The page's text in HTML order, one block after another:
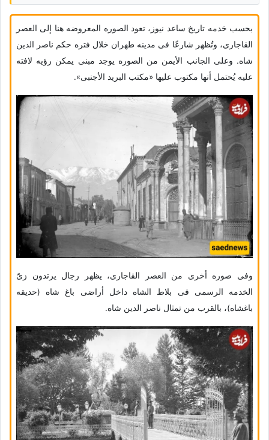
بحسب خدمه تاریخ ساعد نیوز، تعود الصوره المعروضه هنا إلى العصر
القاجاری، وتُظهر شارعًا فی مدینه طهران خلال فتره حکم ناصر الدین
شاه. وعلى الجانب الأیمن من الصوره یوجد مبنى یمکن رؤیه لافته
علیه یُحتمل أنها مکتوب علیها «مکتب البرید الأجنبی».
وفی صوره أخرى من العصر القاجاری، یظهر رجال یرتدون زیّ
الخدمه الرسمی فی بلاط الشاه داخل أراضی باغ شاه (حدیقه
باغشاه)، بالقرب من تمثال ناصر الدین شاه.